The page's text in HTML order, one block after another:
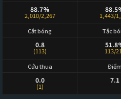
88.7%
2,010/2,267 1,443/
Cắt bóng
0.8
(113)
Tắc
113/
Cứu thua
0.0
(1)
Điểm
7.1